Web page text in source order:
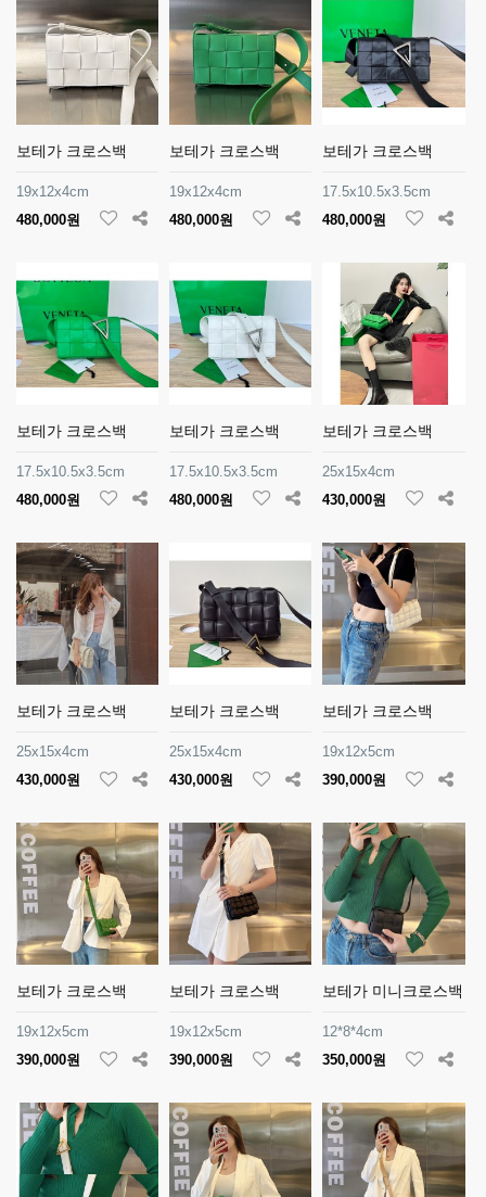
보테가 크로스백
19x12x4cm
480,000원
보테가 크로스백
19x12x4cm
480,000원
보테가 크로스백
17.5x10.5x3.5cm
480,000원
보테가 크로스백
17.5x10.5x3.5cm
480,000원
보테가 크로스백
17.5x10.5x3.5cm
480,000원
보테가 크로스백
25x15x4cm
430,000원
보테가 크로스백
25x15x4cm
430,000원
보테가 크로스백
25x15x4cm
430,000원
보테가 크로스백
19x12x5cm
390,000원
보테가 크로스백
19x12x5cm
390,000원
보테가 크로스백
19x12x5cm
390,000원
보테가 미니크로스백
12*8*4cm
350,000원